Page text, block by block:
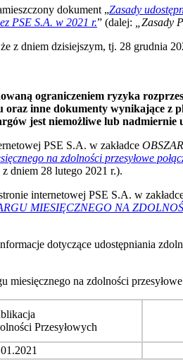
dokument „Zasady
PSE S.A. w 2021 r.” (dalej: „Zasady
dniem dzisiejszym, tj. 28 grudnia
ograniczeniem ryzyka
inne dokumenty wynikające z
jest niemożliwe lub nadmiernie
PSE S.A. w zakładce
na zdolności przesyłowe
dniem 28 lutego 2021 r.).
internetowej PSE S.A. w
MIESIĘCZNEGO NA
dotyczące udostępniania
miesięcznego na zdolności
Przesyłowych